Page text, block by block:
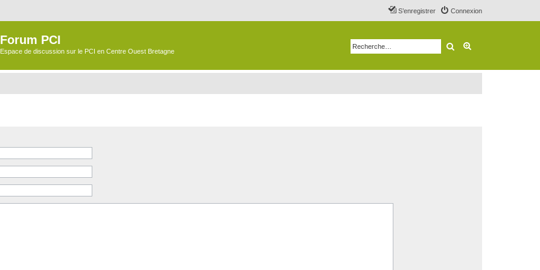
Connexion
S’enregistrer
Forum PCI
Espace de discussion sur le PCI en Centre Ouest Bretagne Rechercher